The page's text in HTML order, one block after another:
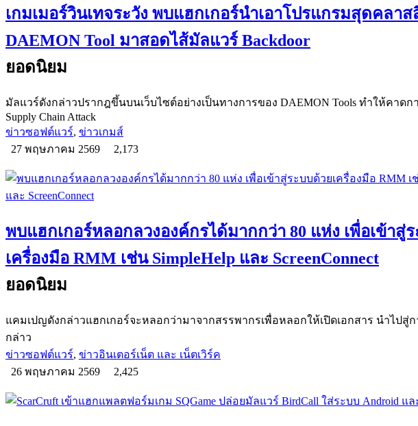
เกมเมอร์วินเทจระวัง พบแฮกเกอร์นำเอาโปรแกรมสุดคลาส
DAEMON Tool มาสอดไส้มัลแวร์ Backdoor
ยอดนิยม
มัลแวร์ดังกล่าวปรากฎขึ้นบนเว็บไซต์อย่างเป็นทางการของ DAEMON Tools ทำให้คาดก
Supply Chain Attack
ข่าวซอฟต์แวร์, ข่าวเกมส์
27 พฤษภาคม 2569
2,173
พบแฮกเกอร์หลอกลวงองค์กรได้มากกว่า 80 แห่ง เพื่อเข้าสู่
เครื่องมือ RMM เช่น SimpleHelp และ ScreenConnect
ยอดนิยม
แคมเปญดังกล่าวแฮกเกอร์จะหลอกว่ามาจากสรรพากรเพื่อหลอกให้เปิดเอกสาร นำไปสู่
กล่าว
ข่าวซอฟต์แวร์, ข่าวอินเตอร์เน็ต และ เน็ตเวิร์ค
26 พฤษภาคม 2569
2,425